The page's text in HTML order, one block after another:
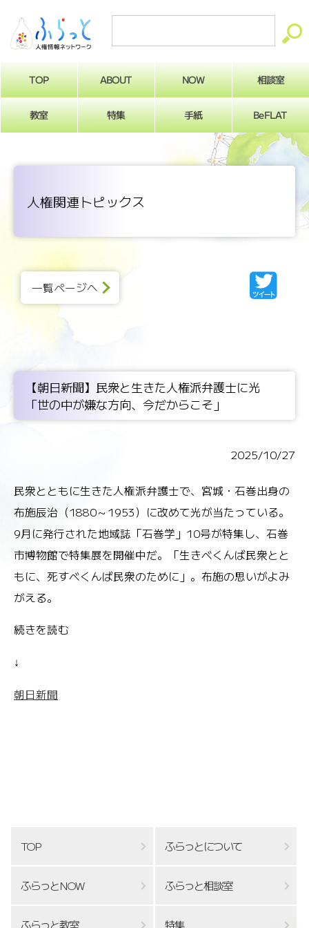
TOP ABOUT NOW 相談室
教室 特集 手紙 BeFLAT
人権関連トピックス
一覧ページへ
【朝日新聞】民衆と生きた人権派弁護士に光
「世の中が嫌な方向、今だからこそ」
2025/10/27
民衆とともに生きた人権派弁護士で、宮城・石巻出身の
布施辰治（1880～1953）に改めて光が当たっている。
9月に発行された地域誌「石巻学」10号が特集し、石巻
市博物館で特集展を開催中だ。「生きべくんば民衆とと
もに、死すべくんば民衆のために」。布施の思いがよみ
がえる。
続きを読む
↓
朝日新聞
TOP ふらっとについて
ふらっとNOW ふらっと相談室
ふらっと教室 特集